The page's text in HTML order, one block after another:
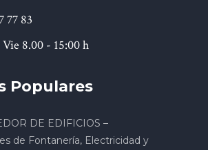
77 83
8.00 - 15:00 h
Populares
DE EDIFICIOS –
de Fontanería, Electricidad y